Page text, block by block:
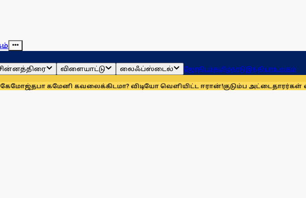
விளையாட்டு லைஃப்ஸ்டைல் ஜோதிடம்தமிழ்நாடுஇந்தியாஉலகம்
கவலைக்கிடமா? விடியோ வெளியிட்ட ஈரான்!குடும்ப அட்டைதாரர்கள் விரல்ரேகை